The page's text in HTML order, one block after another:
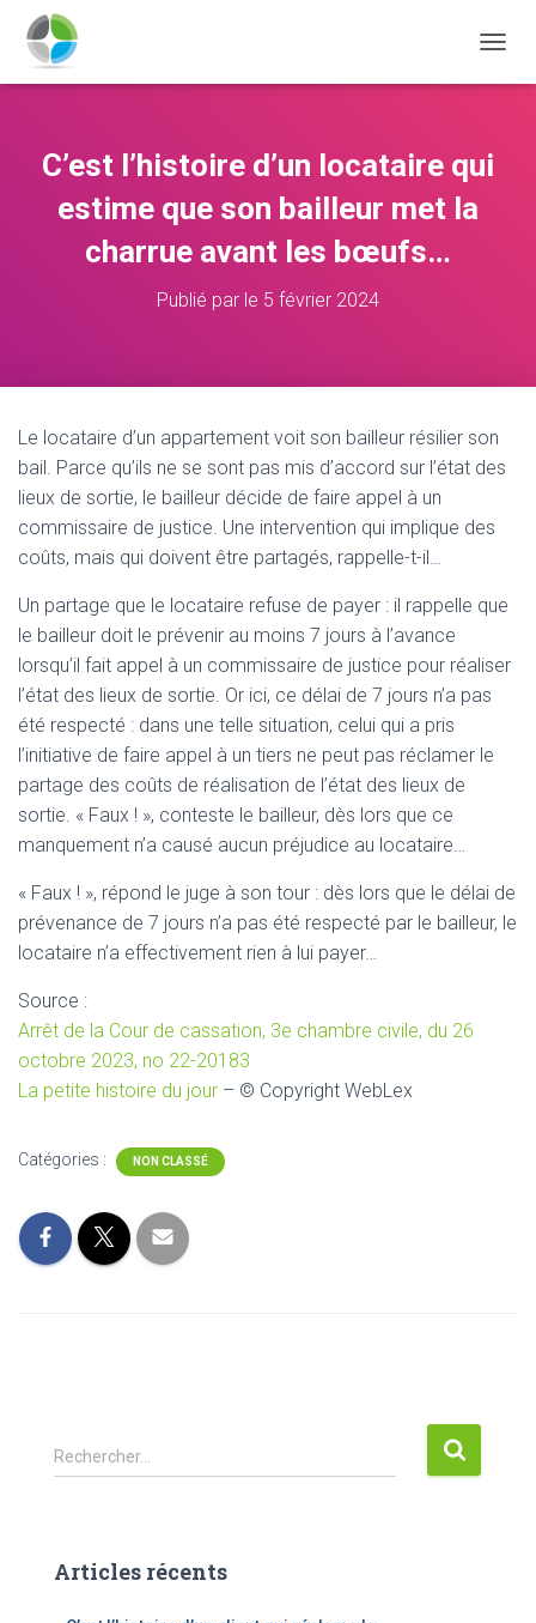
É
I
E
O
N
C’est l’histoire d’un locataire qui
estime que son bailleur met la
charrue avant les bœufs…
Publié par le 5 février 2024
Le locataire d’un appartement voit son bailleur résilier son
bail. Parce qu’ils ne se sont pas mis d’accord sur l’état des
lieux de sortie, le bailleur décide de faire appel à un
commissaire de justice. Une intervention qui implique des
coûts, mais qui doivent être partagés, rappelle-t-il…
Un partage que le locataire refuse de payer : il rappelle que
le bailleur doit le prévenir au moins 7 jours à l’avance
lorsqu’il fait appel à un commissaire de justice pour réaliser
l’état des lieux de sortie. Or ici, ce délai de 7 jours n’a pas
été respecté : dans une telle situation, celui qui a pris
l’initiative de faire appel à un tiers ne peut pas réclamer le
partage des coûts de réalisation de l’état des lieux de
sortie. « Faux ! », conteste le bailleur, dès lors que ce
manquement n’a causé aucun préjudice au locataire…
« Faux ! », répond le juge à son tour : dès lors que le délai de
prévenance de 7 jours n’a pas été respecté par le bailleur, le
locataire n’a effectivement rien à lui payer…
Source :
Arrêt de la Cour de cassation, 3e chambre civile, du 26
octobre 2023, no 22-20183
La petite histoire du jour – © Copyright WebLex
Catégories : NON CLASSÉ
R
e
r
Rechercher…
Articles récents